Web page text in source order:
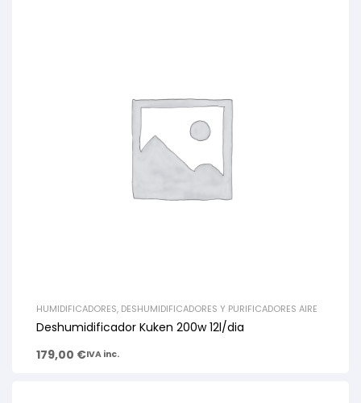
HUMIDIFICADORES, DESHUMIDIFICADORES Y PURIFICADORES AIRE
Deshumidificador Kuken 200w 12l/dia
179,00 €IVA inc.